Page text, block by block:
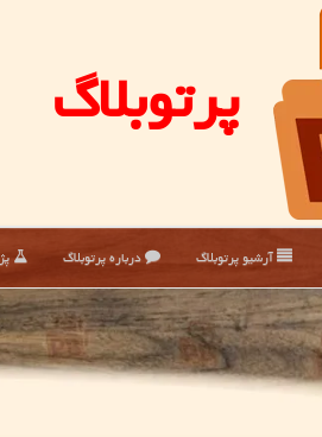
پرتوبلاگ
آرشیو پرتوبلاگ درباره پرتوبلاگ